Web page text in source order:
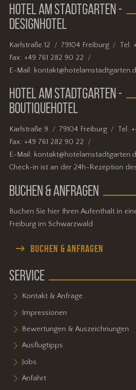
HOTEL AM STADTGARTEN -
DESIGNHOTEL
Karlstraße 12 79104 Freiburg Tel:
Fax:+49 761 282 90 22
E-Mail:
HOTEL AM STADTGARTEN -
BOUTIQUEHOTEL
Karlstraße 9 79104 Freiburg Tel:
Fax:+49 761 282 90 22
E-Mail:
Check-in ist an der 24h-Rezeption
BUCHEN & ANFRAGEN
Buchen Sie hier Ihren Aufenthalt in
Freiburg im Schwarzwald
BUCHEN & ANFRAGEN
SERVICE
Kontakt & Anfrage
Impressionen
Bewertungen & Auszeichnungen
Ausflugtipps
Jobs
Anfahrt